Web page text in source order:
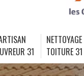
31
NETTOYAGE
TOITURE 31